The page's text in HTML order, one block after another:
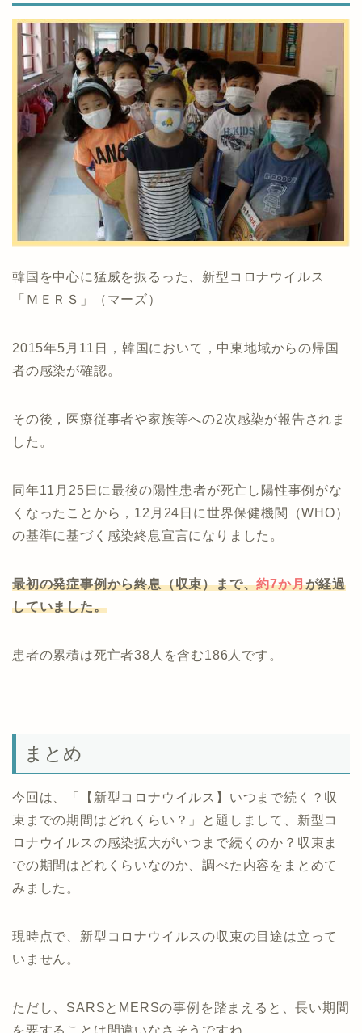
韓国を中心に猛威を振るった、新型コロナウイルス
「ＭＥＲＳ」（マーズ）
2015年5月11日，韓国において，中東地域からの帰国
者の感染が確認。
その後，医療従事者や家族等への2次感染が報告されま
した。
同年11月25日に最後の陽性患者が死亡し陽性事例がな
くなったことから，12月24日に世界保健機関（WHO）
の基準に基づく感染終息宣言になりました。
最初の発症事例から終息（収束）まで、約7か月が経過
していました。
患者の累積は死亡者38人を含む186人です。
まとめ
今回は、「【新型コロナウイルス】いつまで続く？収
束までの期間はどれくらい？」と題しまして、新型コ
ロナウイルスの感染拡大がいつまで続くのか？収束ま
での期間はどれくらいなのか、調べた内容をまとめて
みました。
現時点で、新型コロナウイルスの収束の目途は立って
いません。
ただし、SARSとMERSの事例を踏まえると、長い期間
を要することは間違いなさそうですね。